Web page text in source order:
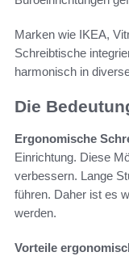
Marken wie IKEA,
Schreibtische
harmonisch in
Die
Ergonomische
Einrichtung. Diese
verbessern. Lange
führen. Daher ist es
werden.
Vorteile